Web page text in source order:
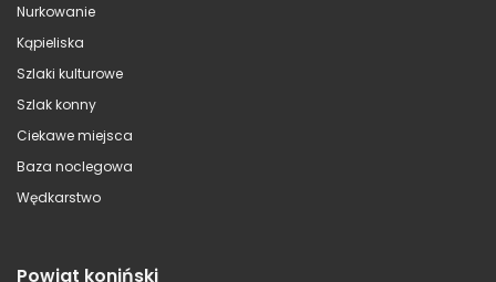
Nurkowanie
Kąpieliska
Szlaki kulturowe
Szlak konny
Ciekawe miejsca
Baza noclegowa
Wędkarstwo
Powiat koniński